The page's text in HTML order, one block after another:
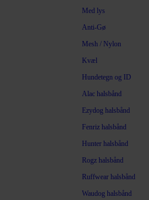
Med lys
Anti-Gø
Mesh / Nylon
Kvæl
Hundetegn og ID
Alac halsbånd
Ezydog halsbånd
Fenriz halsbånd
Hunter halsbånd
Rogz halsbånd
Ruffwear halsbånd
Waudog halsbånd